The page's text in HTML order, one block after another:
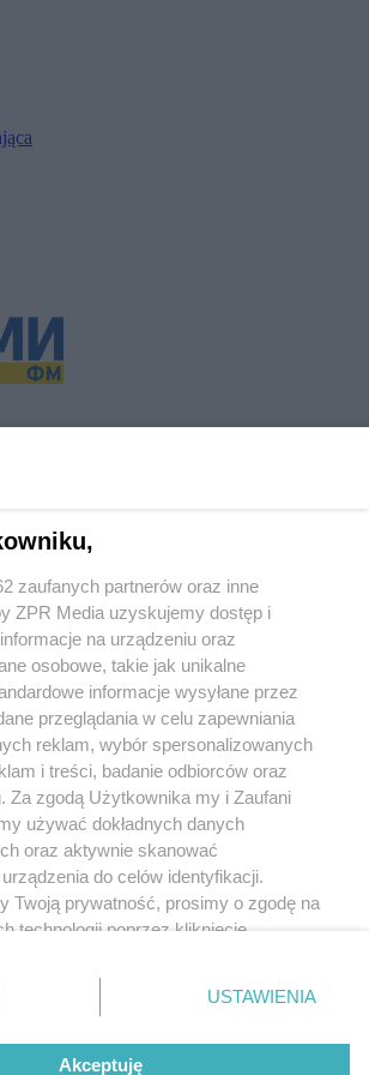
w całości w języku ukraińskim.
jako radio internetowe na początku kwietnia
Wami FM są m.in. serwisy informacyjne,
dla Ukraińców, którzy przybyli do Polski.
stacji znajdują się najpopularniejsze
przez stronę https://zwamifm.pl/
zaufanych partnerów oraz inne
ZPR Media uzyskujemy dostęp i
na urządzeniu oraz
osobowe, takie jak unikalne
informacje wysyłane przez
przeglądania w celu zapewniania
reklam, wybór spersonalizowanych
i treści, badanie odbiorców oraz
Za zgodą Użytkownika my i Zaufani
używać dokładnych danych
oraz aktywnie skanować
do celów identyfikacji.
Twoją prywatność, prosimy o zgodę na
technologii poprzez kliknięcie
klikając przycisk ustawień prywatności
lewym dolnym rogu strony
danych nie wymagają zgody
masz prawo sprzeciwić się takiemu
USTAWIENIA
Akceptuję